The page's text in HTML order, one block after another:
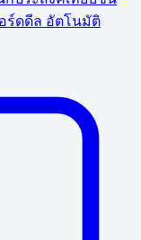
ร์ดดีล อัตโนมัติ